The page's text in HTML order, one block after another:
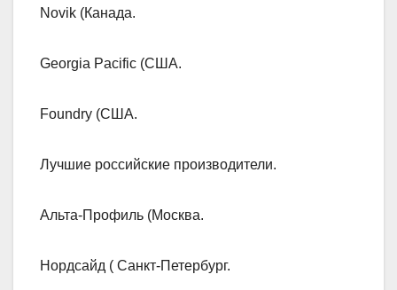
Novik (Канада.
Georgia Pacific (США.
Foundry (США.
Лучшие российские производители.
Альта-Профиль (Москва.
Нордсайд ( Санкт-Петербург.